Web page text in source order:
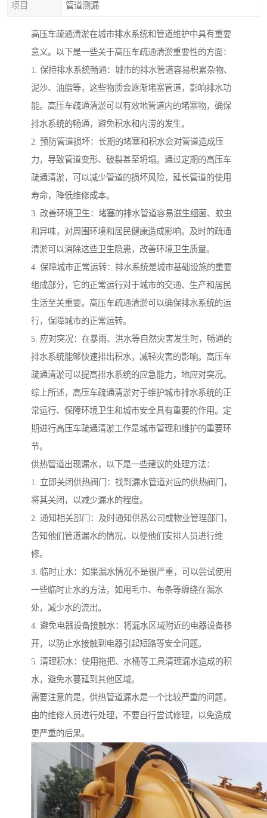
项目 管道测漏
高压车疏通清淤在城市排水系统和管道维护中具有重要
意义。以下是一些关于高压车疏通清淤重要性的方面：
1. 保持排水系统畅通：城市的排水管道容易积累杂物、
泥沙、油脂等，这些物质会逐渐堵塞管道，影响排水功
能。高压车疏通清淤可以有效地管道内的堵塞物，确保
排水系统的畅通，避免积水和内涝的发生。
2. 预防管道损坏：长期的堵塞和积水会对管道造成压
力，导致管道变形、破裂甚至坍塌。通过定期的高压车
疏通清淤，可以减少管道的损坏风险，延长管道的使用
寿命，降低维修成本。
3. 改善环境卫生：堵塞的排水管道容易滋生细菌、蚊虫
和异味，对周围环境和居民健康造成影响。及时的疏通
清淤可以消除这些卫生隐患，改善环境卫生质量。
4. 保障城市正常运转：排水系统是城市基础设施的重要
组成部分，它的正常运行对于城市的交通、生产和居民
生活至关重要。高压车疏通清淤可以确保排水系统的运
行，保障城市的正常运转。
5. 应对突况：在暴雨、洪水等自然灾害发生时，畅通的
排水系统能够快速排出积水，减轻灾害的影响。高压车
疏通清淤可以提高排水系统的应急能力，地应对突况。
综上所述，高压车疏通清淤对于维护城市排水系统的正
常运行、保障环境卫生和城市安全具有重要的作用。定
期进行高压车疏通清淤工作是城市管理和维护的重要环
节。
供热管道出现漏水，以下是一些建议的处理方法：
1. 立即关闭供热阀门：找到漏水管道对应的供热阀门，
将其关闭，以减少漏水的程度。
2. 通知相关部门：及时通知供热公司或物业管理部门，
告知他们管道漏水的情况，以便他们安排人员进行维
修。
3. 临时止水：如果漏水情况不是很严重，可以尝试使用
一些临时止水的方法，如用毛巾、布条等缠绕在漏水
处，减少水的流出。
4. 避免电器设备接触水：将漏水区域附近的电器设备移
开，以防止水接触到电器引起短路等安全问题。
5. 清理积水：使用拖把、水桶等工具清理漏水造成的积
水，避免水蔓延到其他区域。
需要注意的是，供热管道漏水是一个比较严重的问题，
由的维修人员进行处理，不要自行尝试修理，以免造成
更严重的后果。